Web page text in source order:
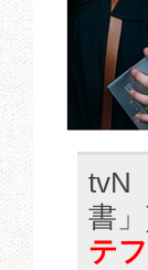
tvN
書
テ